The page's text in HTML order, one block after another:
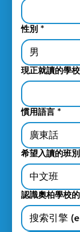
性別 *
現正就讀的學
慣用語言 *
希望入讀的班別
認識奧柏學校
搜索引擎